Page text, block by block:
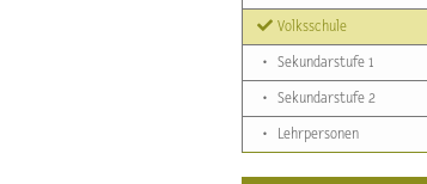
Volksschule
• Sekundarstufe 1
• Sekundarstufe 2
• Lehrpersonen